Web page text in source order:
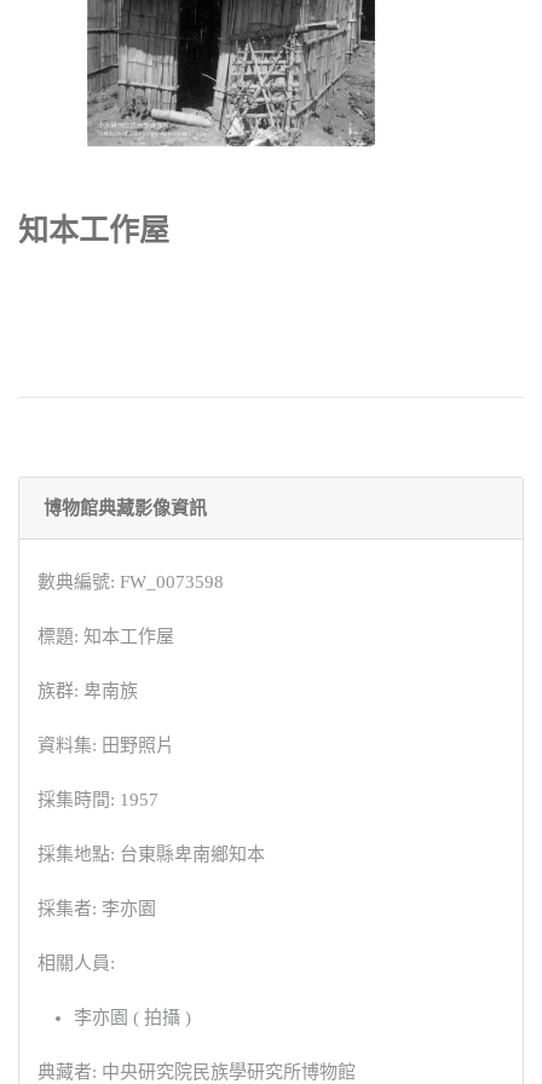
知本工作屋
博物館典藏影像資訊
數典編號: FW_0073598
標題: 知本工作屋
族群: 卑南族
資料集: 田野照片
採集時間: 1957
採集地點: 台東縣卑南鄉知本
採集者: 李亦園
相關人員:
李亦園 ( 拍攝 )
典藏者: 中央研究院民族學研究所博物館